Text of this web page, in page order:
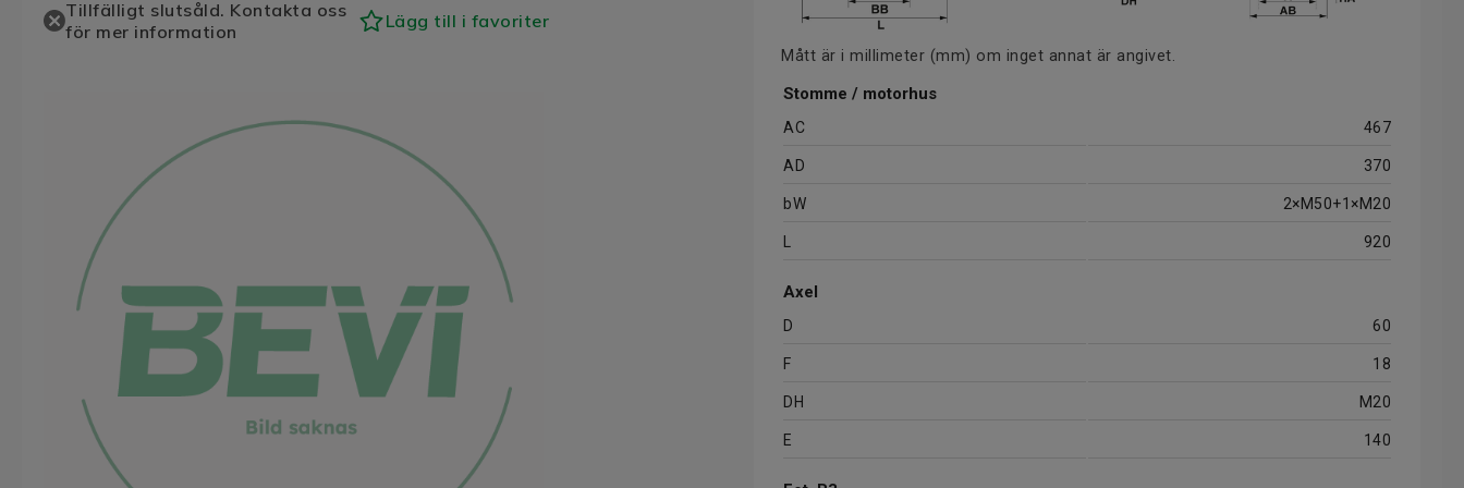
Tillfälligt slutsåld. Kontakta oss
för mer information
Lägg till i favoriter
Mått är i millimeter (mm) om inget annat är angivet.
Stomme / motorhus
AC 467
AD 370
bW 2×M50+1×M20
920
Axel
D 60
F 18
DH M20
E 140